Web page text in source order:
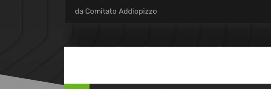
da Comitato Addiopizzo